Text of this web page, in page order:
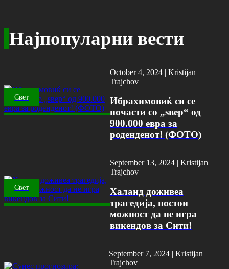
Најпопуларни вести
Свет
October 4, 2024 |Kristijan
Trajchov
Ибрахимовиќ си се
почасти со „ѕвер“ од
900.000 евра за
роденденот! (ФОТО)
Свет
September 13, 2024 | Kristijan
Trajchov
Халанд доживеа
трагедија, постои
можност да не игра
викендов за Сити!
September 7, 2024 | Kristijan
Trajchov